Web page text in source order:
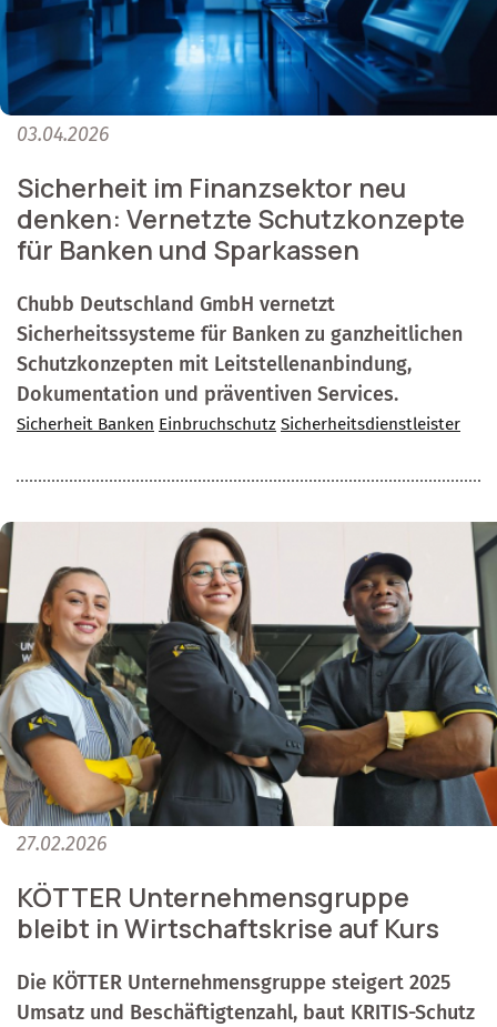
03.04.2026
Sicherheit im Finanzsektor neu
denken: Vernetzte Schutzkonzepte
für Banken und Sparkassen
Chubb Deutschland GmbH vernetzt
Sicherheitssysteme für Banken zu ganzheitlichen
Schutzkonzepten mit Leitstellenanbindung,
Dokumentation und präventiven Services.
Sicherheit Banken Einbruchschutz Sicherheitsdienstleister
27.02.2026
KÖTTER Unternehmensgruppe
bleibt in Wirtschaftskrise auf Kurs
Die KÖTTER Unternehmensgruppe steigert 2025
Umsatz und Beschäftigtenzahl, baut KRITIS-Schutz